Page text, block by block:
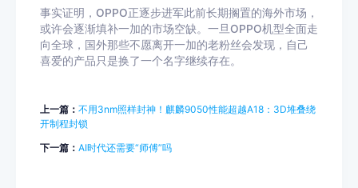
事实证明，OPPO正逐步进军此前长期搁置的海外市场，
或许会逐渐填补一加的市场空缺。一旦OPPO机型全面走
向全球，国外那些不愿离开一加的老粉丝会发现，自己
喜爱的产品只是换了一个名字继续存在。
上一篇： 不用3nm照样封神！麒麟9050性能超越A18：3D堆叠绕
开制程封锁
下一篇： AI时代还需要“师傅”吗